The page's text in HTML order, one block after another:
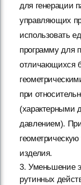
для генерации
управляющих
использовать
программу для
отличающихся
при
(характерными
давлением).
геометрическую
изделия.
3. Уменьшение
рутинных